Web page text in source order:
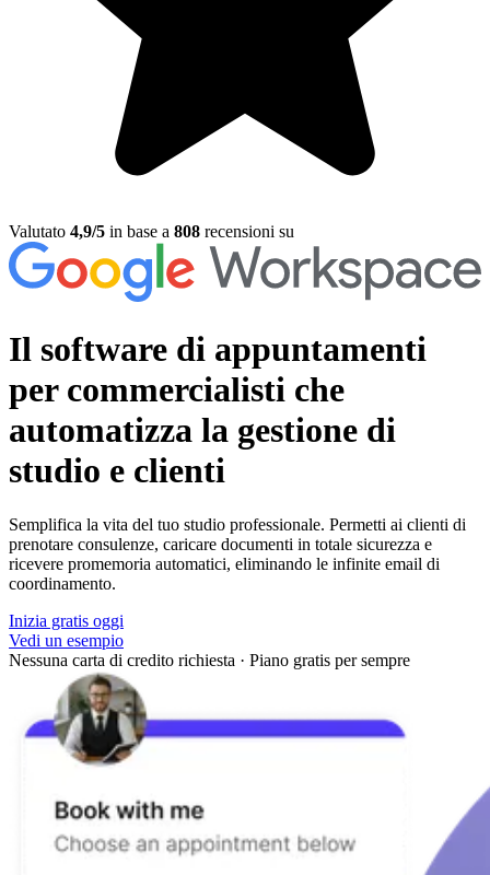
Valutato 4,9/5 in base a 808 recensioni su
Il software di appuntamenti
per commercialisti che
automatizza la gestione di
studio e clienti
Semplifica la vita del tuo studio professionale. Permetti ai clienti di
prenotare consulenze, caricare documenti in totale sicurezza e
ricevere promemoria automatici, eliminando le infinite email di
coordinamento.
Inizia gratis oggi
Vedi un esempio
Nessuna carta di credito richiesta · Piano gratis per sempre